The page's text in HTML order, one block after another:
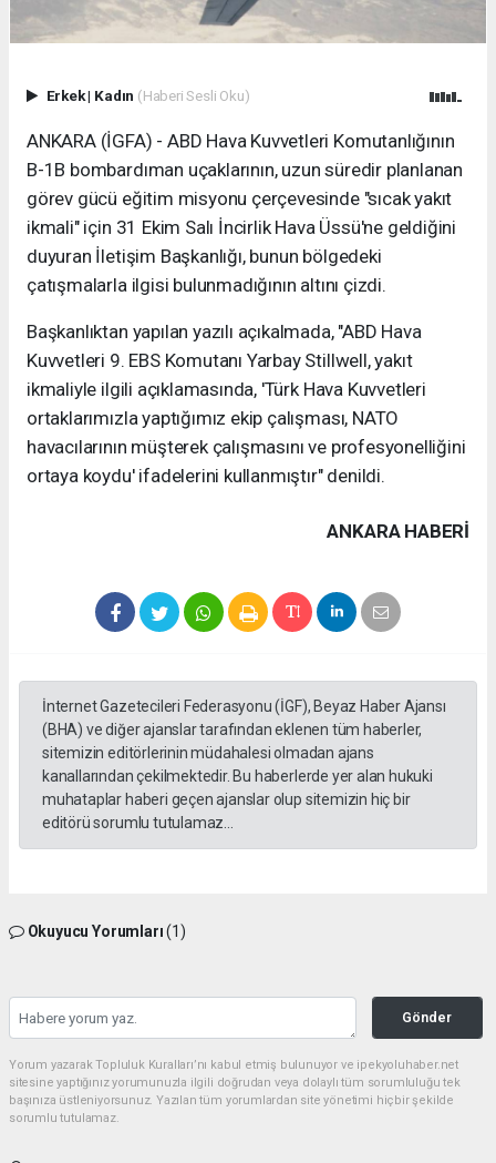
Erkek| Kadın (Haberi Sesli Oku)
ANKARA (İGFA) - ABD Hava Kuvvetleri Komutanlığının
B-1B bombardıman uçaklarının, uzun süredir planlanan
görev gücü eğitim misyonu çerçevesinde "sıcak yakıt
ikmali" için 31 Ekim Salı İncirlik Hava Üssü'ne geldiğini
duyuran İletişim Başkanlığı, bunun bölgedeki
çatışmalarla ilgisi bulunmadığının altını çizdi.
Başkanlıktan yapılan yazılı açıkalmada, "ABD Hava
Kuvvetleri 9. EBS Komutanı Yarbay Stillwell, yakıt
ikmaliyle ilgili açıklamasında, 'Türk Hava Kuvvetleri
ortaklarımızla yaptığımız ekip çalışması, NATO
havacılarının müşterek çalışmasını ve profesyonelliğini
ortaya koydu' ifadelerini kullanmıştır" denildi.
ANKARA HABERİ
İnternet Gazetecileri Federasyonu (İGF), Beyaz Haber Ajansı
(BHA) ve diğer ajanslar tarafından eklenen tüm haberler,
sitemizin editörlerinin müdahalesi olmadan ajans
kanallarından çekilmektedir. Bu haberlerde yer alan hukuki
muhataplar haberi geçen ajanslar olup sitemizin hiç bir
editörü sorumlu tutulamaz...
Okuyucu Yorumları(1)
Gönder
Yorum yazarak Topluluk Kuralları’nı kabul etmiş bulunuyor ve ipekyoluhaber.net
sitesine yaptığınız yorumunuzla ilgili doğrudan veya dolaylı tüm sorumluluğu tek
başınıza üstleniyorsunuz. Yazılan tüm yorumlardan site yönetimi hiçbir şekilde
sorumlu tutulamaz.